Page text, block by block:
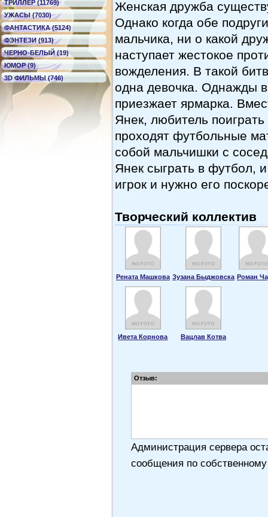
ТРИЛЛЕР (11769)
УЖАСЫ (7030)
ФАНТАСТИКА (5124)
ФЭНТЕЗИ (913)
ЧЕРНО-БЕЛЫЙ (19)
ЮМОР (9)
3D ФИЛЬМЫ (746)
Женская дружба
Однако когда обе
мальчика, ни о какой
наступает жестокое
вожделения. В такой
одна девочка. Однажды
приезжает ярмарка.
Янек, любитель
проходят футбольные
собой мальчишки с
Янек сыграть в футбол,
игрок и нужно его
Творческий коллектив
Рената Машкова Зузана Быджовска Роман
Ивета Корнова Вацлав Котва
Отзыв:
Администрация сервера
сообщения по